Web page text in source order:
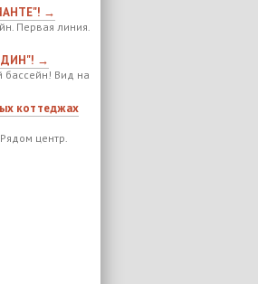
→
Первая линия.
→
бассейн! Вид на
коттеджах
центр.